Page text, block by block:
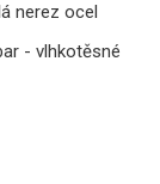
nerez ocel
- vlhkotěsné